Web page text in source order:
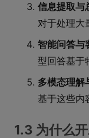
信息提取与
对于处理大
智能问答与
型回答基于
多模态理解
基于这些内
1.3 为什么